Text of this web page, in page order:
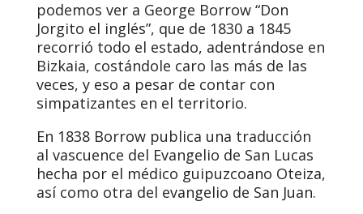
podemos ver a George Borrow “Don
Jorgito el inglés”, que de 1830 a 1845
recorrió todo el estado, adentrándose en
Bizkaia, costándole caro las más de las
veces, y eso a pesar de contar con
simpatizantes en el territorio.
En 1838 Borrow publica una traducción
al vascuence del Evangelio de San Lucas
hecha por el médico guipuzcoano Oteiza,
así como otra del evangelio de San Juan.